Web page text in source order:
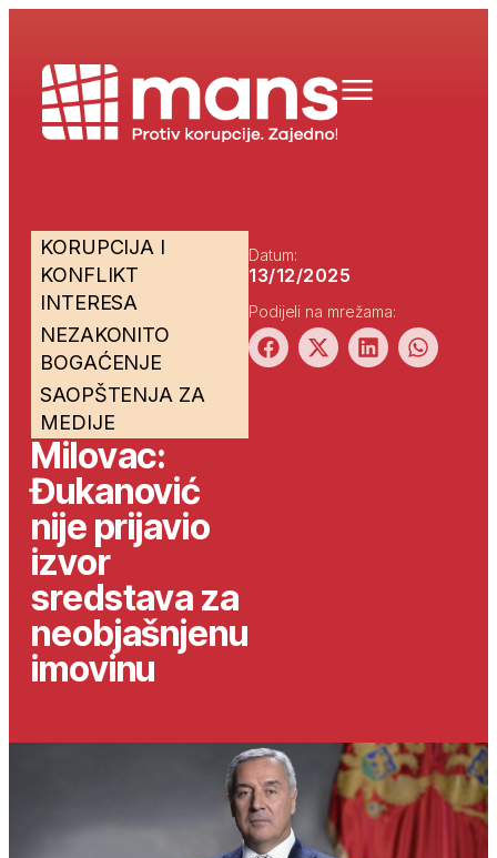
KORUPCIJA I
KONFLIKT
INTERESA
NEZAKONITO
BOGAĆENJE
SAOPŠTENJA ZA
MEDIJE
Milovac:
Đukanović
nije prijavio
izvor
sredstava za
neobjašnjenu
imovinu
Datum:
13/12/2025
Podijeli na mrežama: